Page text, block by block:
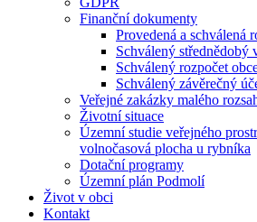
Finanční dokumenty
Provedená a schválená
Schválený střednědobý
Schválený rozpočet
Schválený závěrečný
Veřejné zakázky malého
Životní situace
Územní studie veřejného
volnočasová plocha u rybníka
Dotační programy
Územní plán Podmolí
Život v obci
Kontakt